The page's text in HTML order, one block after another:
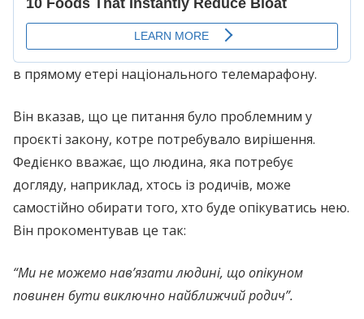
в прямому етері національного телемарафону.
Він вказав, що це питання було проблемним у
проєкті закону, котре потребувало вирішення.
Федієнко вважає, що людина, яка потребує
догляду, наприклад, хтось із родичів, може
самостійно обирати того, хто буде опікуватись нею.
Він прокоментував це так:
“Ми не можемо нав’язати людині, що опікуном
повинен бути виключно найближчий родич”.